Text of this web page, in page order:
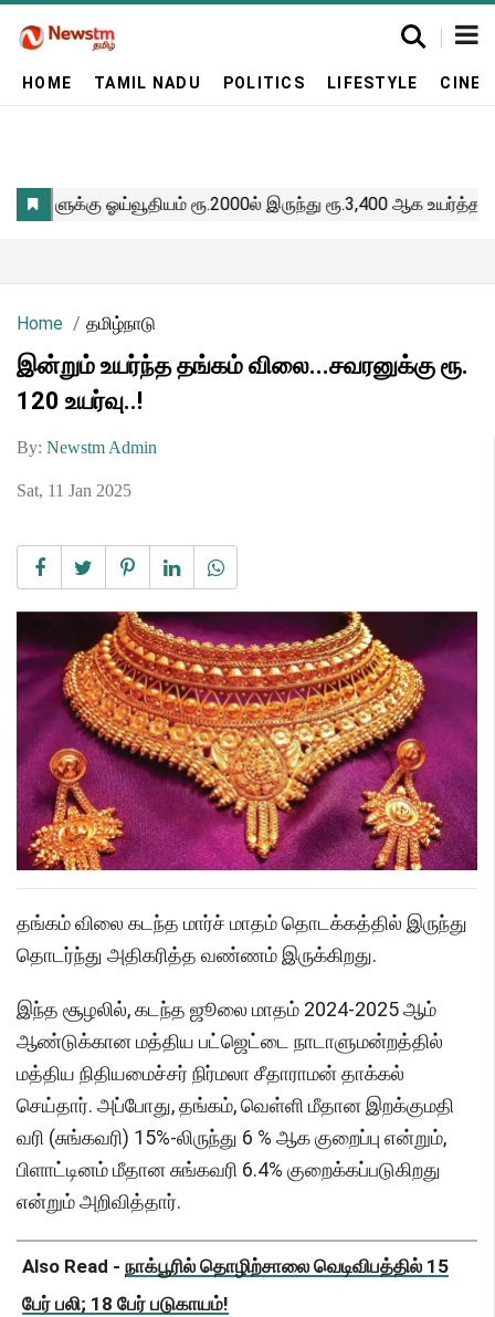
HOME TAMIL NADU POLITICS LIFESTYLE
Home தமிழ்நாடு
இன்றும் உயர்ந்த தங்கம் விலை...சவரனுக்கு ரூ.
120 உயர்வு..!
By: Newstm Admin
Sat, 11 Jan 2025
தங்கம் விலை கடந்த மார்ச் மாதம் தொடக்கத்தில் இருந்து
தொடர்ந்து அதிகரித்த வண்ணம் இருக்கிறது.
இந்த சூழலில், கடந்த ஜூலை மாதம் 2024-2025 ஆம்
ஆண்டுக்கான மத்திய பட்ஜெட்டை நாடாளுமன்றத்தில்
மத்திய நிதியமைச்சர் நிர்மலா சீதாராமன் தாக்கல்
செய்தார். அப்போது, தங்கம், வெள்ளி மீதான இறக்குமதி
வரி (சுங்கவரி) 15%-லிருந்து 6 % ஆக குறைப்பு என்றும்,
பிளாட்டினம் மீதான சுங்கவரி 6.4% குறைக்கப்படுகிறது
என்றும் அறிவித்தார்.
Also Read - நாக்பூரில் தொழிற்சாலை வெடிவிபத்தில் 15
பேர் பலி; 18 பேர் படுகாயம்!